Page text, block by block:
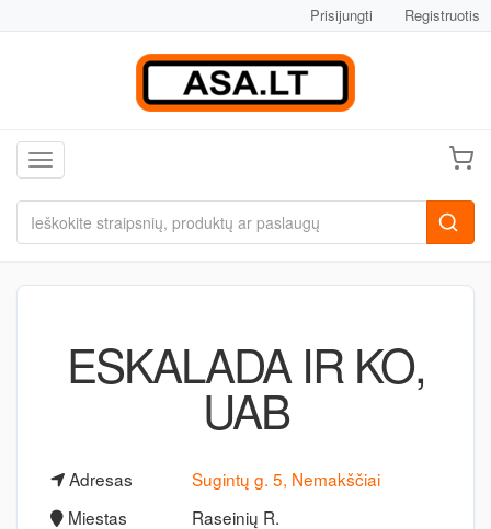
Prisijungti Registruotis
Toggle navigation
ESKALADA IR KO,
UAB
Adresas
Sugintų g. 5, Nemakščiai
Miestas
Raseinių R.